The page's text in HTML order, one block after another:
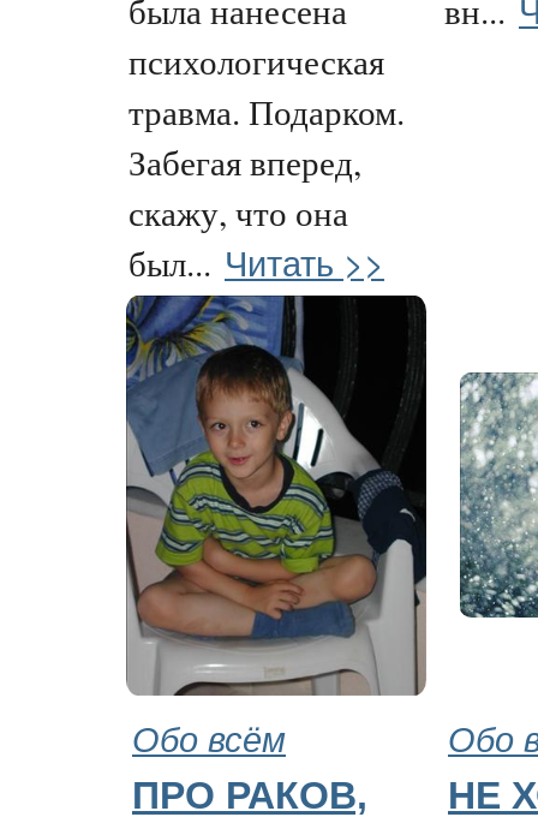
была нанесена
психологическая
травма. Подарком.
Забегая вперед,
скажу, что она
был... Читать >>
вн...
Обо всём Обо
ПРО РАКОВ,
НЕ